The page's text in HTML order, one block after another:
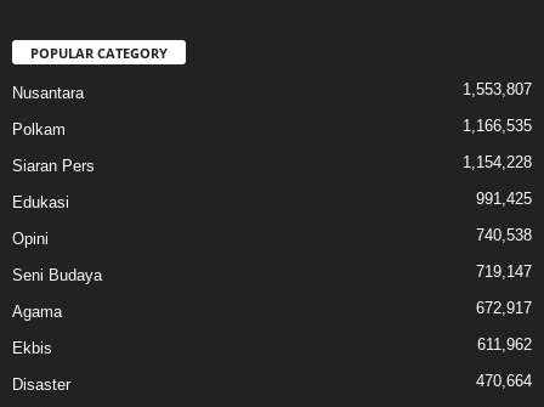
POPULAR CATEGORY
Nusantara 1,553,807
Polkam 1,166,535
Siaran Pers 1,154,228
Edukasi 991,425
Opini 740,538
Seni Budaya 719,147
Agama 672,917
Ekbis 611,962
Disaster 470,664